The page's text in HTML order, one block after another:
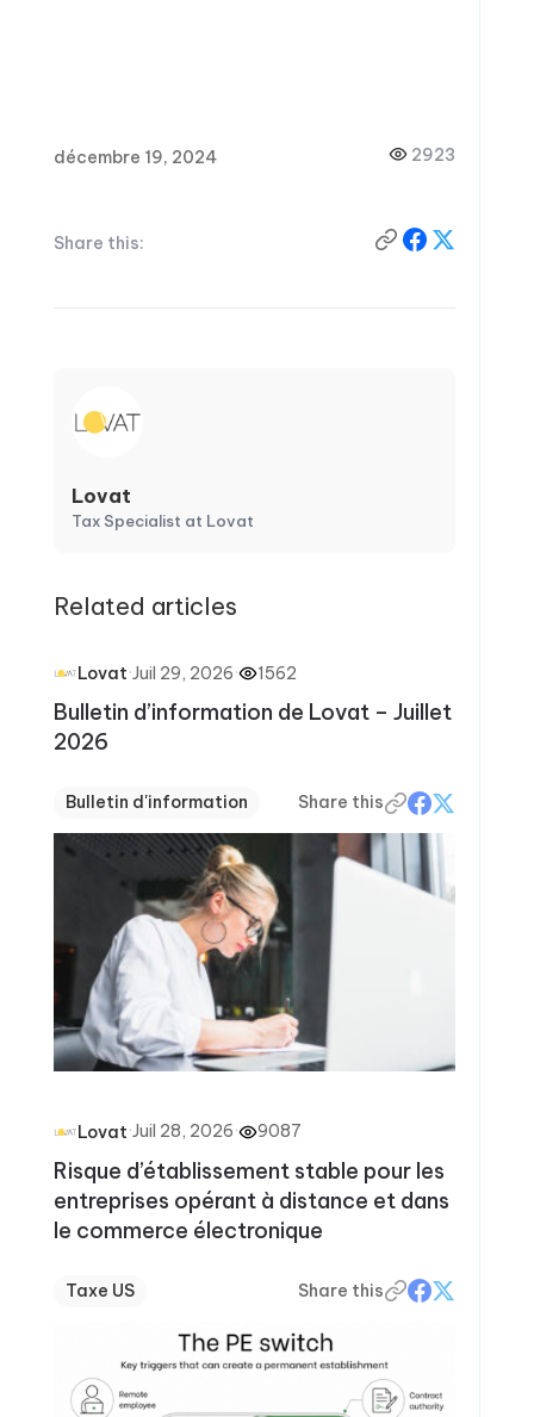
décembre 19, 2024 2923
Share this:
Lovat
Tax Specialist at Lovat
Related articles
Lovat·Juil 29, 2026· 1562
Bulletin d’information de Lovat – Juillet
2026
Bulletin d'information Share this
Lovat·Juil 28, 2026· 9087
Risque d’établissement stable pour les
entreprises opérant à distance et dans
le commerce électronique
Taxe US Share this